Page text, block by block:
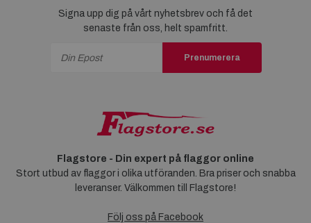
Signa upp dig på vårt nyhetsbrev och få det
senaste från oss, helt spamfritt.
Prenumerera
Flagstore - Din expert på flaggor online
Stort utbud av flaggor i olika utföranden. Bra priser och snabba
leveranser. Välkommen till Flagstore!
Följ oss på Facebook